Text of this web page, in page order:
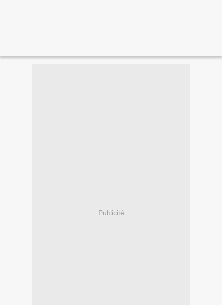
Publicité